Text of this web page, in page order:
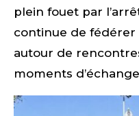
plein fouet par
continue de
autour de
moments